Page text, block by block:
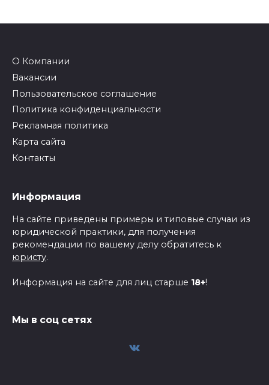
О Компании
Вакансии
Пользовательское соглашение
Политика конфиденциальности
Рекламная политика
Карта сайта
Контакты
Информация
На сайте приведены примеры и типовые случаи из
юридической практики, для получения
рекомендации по вашему делу обратитесь к
юристу.
Информация на сайте для лиц старше 18+!
Мы в соц сетях